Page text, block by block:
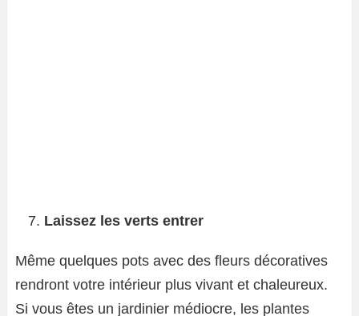
Laissez les verts entrer
Même quelques pots avec des fleurs décoratives
rendront votre intérieur plus vivant et chaleureux.
Si vous êtes un jardinier médiocre, les plantes